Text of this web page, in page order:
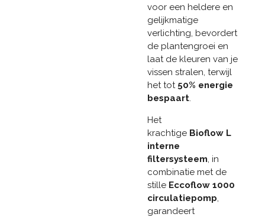
voor een heldere en
gelijkmatige
verlichting, bevordert
de plantengroei en
laat de kleuren van je
vissen stralen, terwijl
het tot 50% energie
bespaart.
Het
krachtige Bioflow L
interne
filtersysteem, in
combinatie met de
stille Eccoflow 1000
circulatiepomp,
garandeert